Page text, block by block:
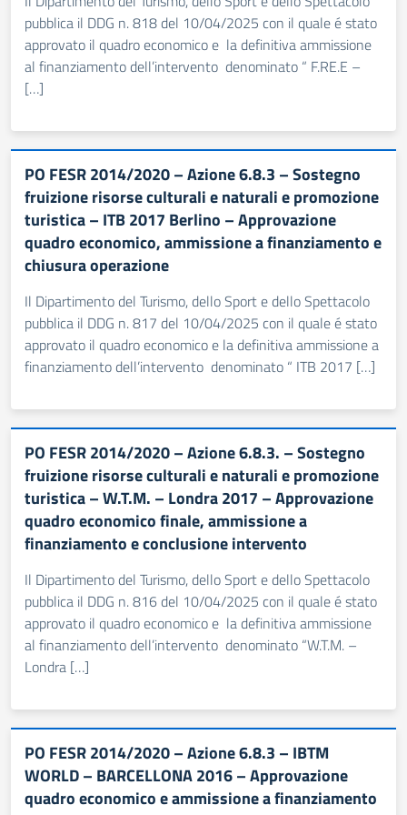
pubblica il DDG n. 818 del 10/04/2025 con il quale é stato
approvato il quadro economico e la definitiva ammissione
al finanziamento dell’intervento denominato “ F.RE.E –
[…]
PO FESR 2014/2020 – Azione 6.8.3 – Sostegno
fruizione risorse culturali e naturali e promozione
turistica – ITB 2017 Berlino – Approvazione
quadro economico, ammissione a finanziamento e
chiusura operazione
Il Dipartimento del Turismo, dello Sport e dello Spettacolo
pubblica il DDG n. 817 del 10/04/2025 con il quale é stato
approvato il quadro economico e la definitiva ammissione a
finanziamento dell’intervento denominato “ ITB 2017 […]
PO FESR 2014/2020 – Azione 6.8.3. – Sostegno
fruizione risorse culturali e naturali e promozione
turistica – W.T.M. – Londra 2017 – Approvazione
quadro economico finale, ammissione a
finanziamento e conclusione intervento
Il Dipartimento del Turismo, dello Sport e dello Spettacolo
pubblica il DDG n. 816 del 10/04/2025 con il quale é stato
approvato il quadro economico e la definitiva ammissione
al finanziamento dell’intervento denominato “W.T.M. –
Londra […]
PO FESR 2014/2020 – Azione 6.8.3 – IBTM
WORLD – BARCELLONA 2016 – Approvazione
quadro economico e ammissione a finanziamento